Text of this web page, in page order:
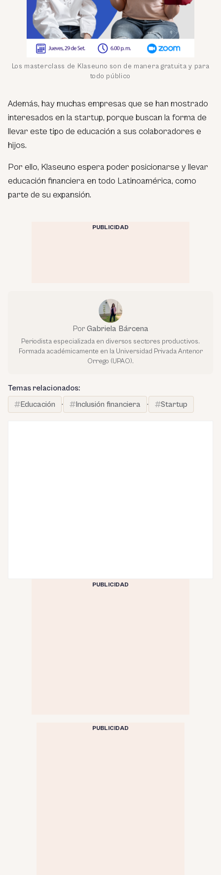
Los masterclass de Klaseuno son de manera gratuita y para
todo público
Además, hay muchas empresas que se han mostrado
interesados en la startup, porque buscan la forma de
llevar este tipo de educación a sus colaboradores e
hijos.
Por ello, Klaseuno espera poder posicionarse y llevar
educación financiera en todo Latinoamérica, como
parte de su expansión.
PUBLICIDAD
Por Gabriela Bárcena
Periodista especializada en diversos sectores productivos.
Formada académicamente en la Universidad Privada Antenor
Orrego (UPAO).
Temas relacionados:
Educación
· Inclusión financiera · Startup
PUBLICIDAD
PUBLICIDAD